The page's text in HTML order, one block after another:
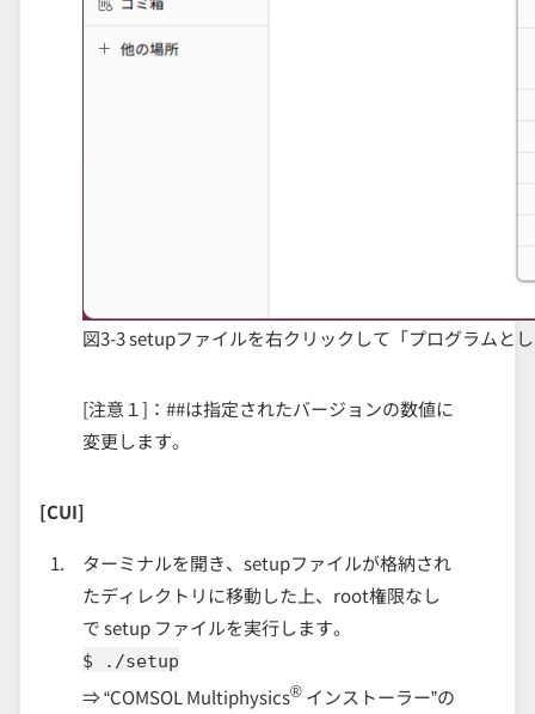
図3-3 setupファイルを右クリックして「プログラムと
[注意１]：##は指定されたバージョンの数値に
変更します。
[CUI]
ターミナルを開き、setupファイルが格納され
たディレクトリに移動した上、root権限なし
で setup ファイルを実行します。
$ ./setup
⇒ “COMSOL Multiphysics® インストーラー”の